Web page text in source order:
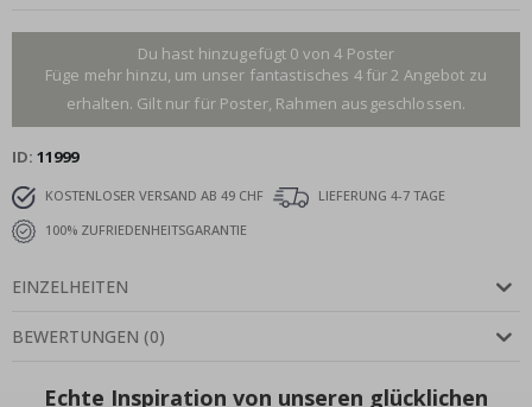
Du hast hinzugefügt 0 von 4 Poster
Füge mehr hinzu, um unser fantastisches 4 für 2 Angebot zu
erhalten. Gilt nur für Poster, Rahmen ausgeschlossen.
ID 11999
KOSTENLOSER VERSAND AB 49 CHF
LIEFERUNG 4-7 TAGE
100% ZUFRIEDENHEITSGARANTIE
EINZELHEITEN
BEWERTUNGEN (0)
Echte Inspiration von unseren glücklichen